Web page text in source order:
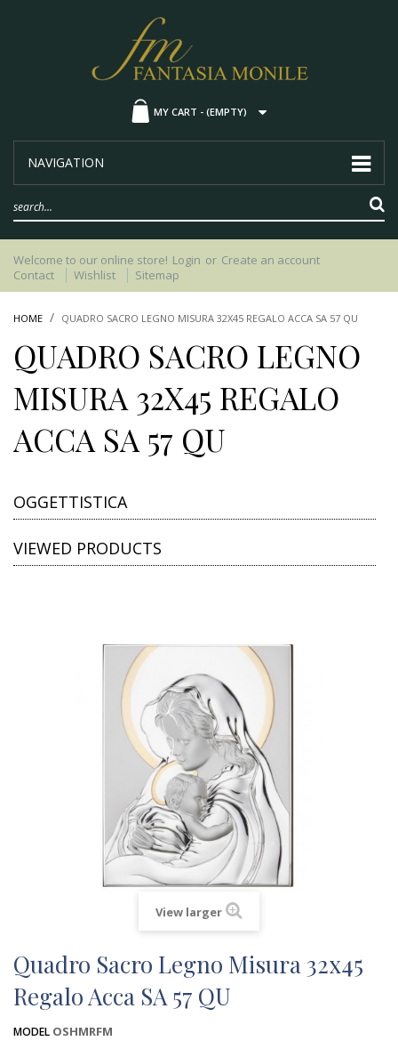
MY CART - (EMPTY)
NAVIGATION
Welcome to our online store! Login or Create an account
Contact
Wishlist Sitemap
HOME QUADRO SACRO LEGNO MISURA 32X45 REGALO ACCA SA 57 QU
QUADRO SACRO LEGNO
MISURA 32X45 REGALO
ACCA SA 57 QU
OGGETTISTICA
VIEWED PRODUCTS
View larger
Quadro Sacro Legno Misura 32x45
Regalo Acca SA 57 QU
MODEL OSHMRFM